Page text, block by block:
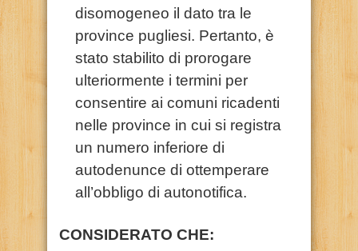
disomogeneo il dato tra le
province pugliesi. Pertanto, è
stato stabilito di prorogare
ulteriormente i termini per
consentire ai comuni ricadenti
nelle province in cui si registra
un numero inferiore di
autodenunce di ottemperare
all’obbligo di autonotifica.
CONSIDERATO CHE: